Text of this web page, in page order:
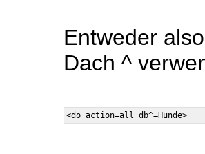
Entweder
Dach ^